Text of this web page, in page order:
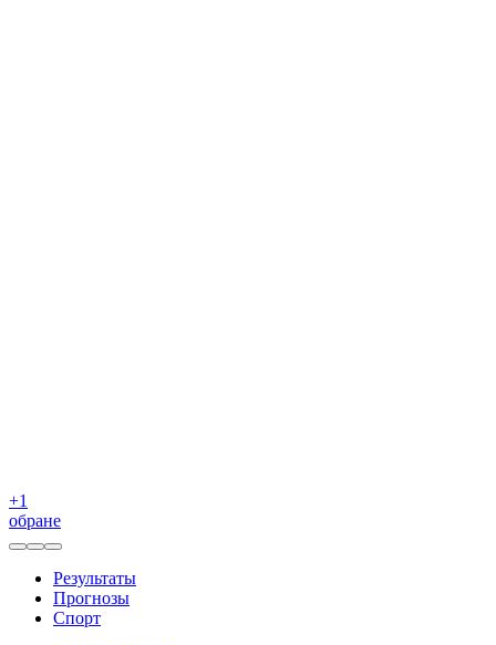
+1
обране
Результаты
Прогнозы
Спорт